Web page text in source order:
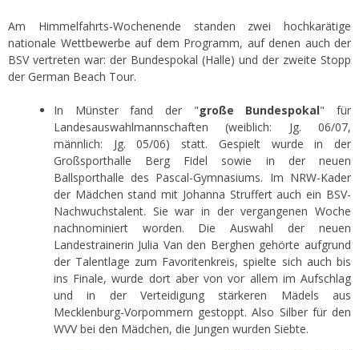
Am Himmelfahrts-Wochenende standen zwei hochkarätige
nationale Wettbewerbe auf dem Programm, auf denen auch der
BSV vertreten war: der Bundespokal (Halle) und der zweite Stopp
der German Beach Tour.
In Münster fand der "große Bundespokal" für
Landesauswahlmannschaften (weiblich: Jg. 06/07,
männlich: Jg. 05/06) statt. Gespielt wurde in der
Großsporthalle Berg Fidel sowie in der neuen
Ballsporthalle des Pascal-Gymnasiums. Im NRW-Kader
der Mädchen stand mit Johanna Struffert auch ein BSV-
Nachwuchstalent. Sie war in der vergangenen Woche
nachnominiert worden. Die Auswahl der neuen
Landestrainerin Julia Van den Berghen gehörte aufgrund
der Talentlage zum Favoritenkreis, spielte sich auch bis
ins Finale, wurde dort aber von vor allem im Aufschlag
und in der Verteidigung stärkeren Mädels aus
Mecklenburg-Vorpommern gestoppt. Also Silber für den
WVV bei den Mädchen, die Jungen wurden Siebte.